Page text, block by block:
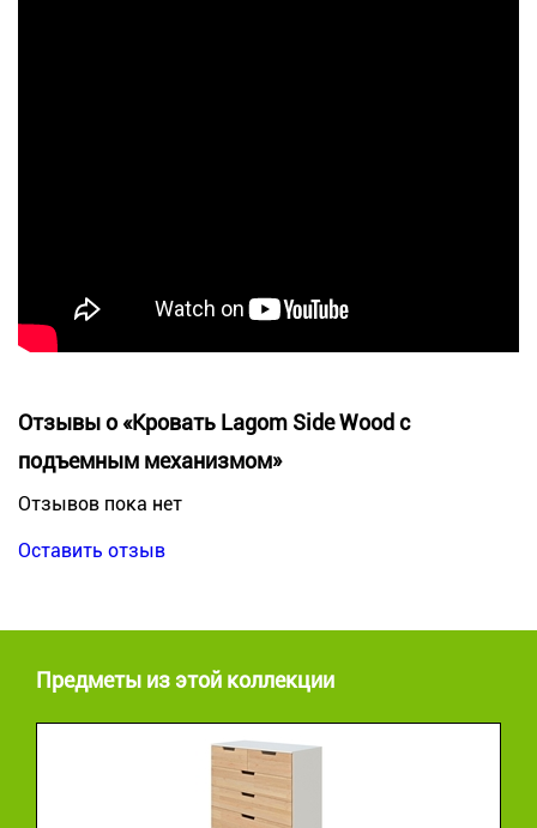
Отзывы о «Кровать Lagom Side Wood с
подъемным механизмом»
Отзывов пока нет
Оставить отзыв
Предметы из этой коллекции